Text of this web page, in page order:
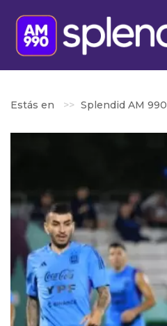
Estás en Splendid AM 990